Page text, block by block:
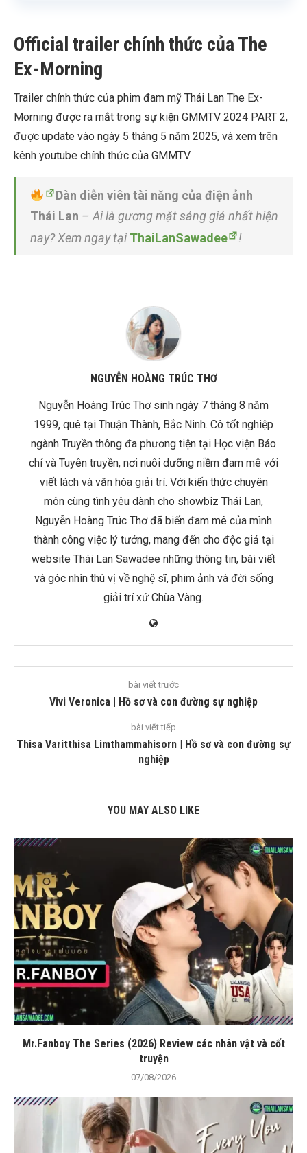
Official trailer chính thức của The
Ex-Morning
Trailer chính thức của phim đam mỹ Thái Lan The Ex-
Morning được ra mắt trong sự kiện GMMTV 2024 PART 2,
được update vào ngày 5 tháng 5 năm 2025, và xem trên
kênh youtube chính thức của GMMTV
Dàn diễn viên tài năng của điện ảnh
Thái Lan – Ai là gương mặt sáng giá nhất hiện
nay? Xem ngay tại ThaiLanSawadee !
NGUYỄN HOÀNG TRÚC THƠ
Nguyễn Hoàng Trúc Thơ sinh ngày 7 tháng 8 năm
1999, quê tại Thuận Thành, Bắc Ninh. Cô tốt nghiệp
ngành Truyền thông đa phương tiện tại Học viện Báo
chí và Tuyên truyền, nơi nuôi dưỡng niềm đam mê với
viết lách và văn hóa giải trí. Với kiến thức chuyên
môn cùng tình yêu dành cho showbiz Thái Lan,
Nguyễn Hoàng Trúc Thơ đã biến đam mê của mình
thành công việc lý tưởng, mang đến cho độc giả tại
website Thái Lan Sawadee những thông tin, bài viết
và góc nhìn thú vị về nghệ sĩ, phim ảnh và đời sống
giải trí xứ Chùa Vàng.
bài viết trước
Vivi Veronica | Hồ sơ và con đường sự nghiệp
bài viết tiếp
Thisa Varitthisa Limthammahisorn | Hồ sơ và con đường sự
nghiệp
YOU MAY ALSO LIKE
Mr.Fanboy The Series (2026) Review các nhân vật và cốt
truyện
07/08/2026